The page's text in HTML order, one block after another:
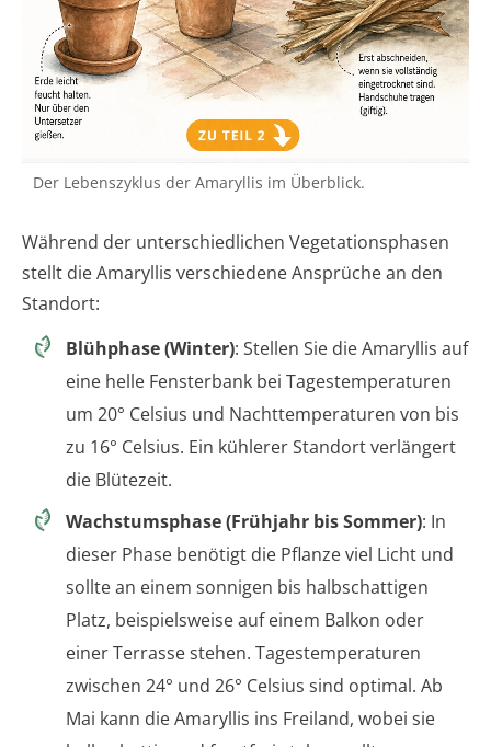
Der Lebenszyklus der Amaryllis im Überblick.
Während der unterschiedlichen Vegetationsphasen
stellt die Amaryllis verschiedene Ansprüche an den
Standort:
Blühphase (Winter): Stellen Sie die Amaryllis auf
eine helle Fensterbank bei Tagestemperaturen
um 20° Celsius und Nachttemperaturen von bis
zu 16° Celsius. Ein kühlerer Standort verlängert
die Blütezeit.
Wachstumsphase (Frühjahr bis Sommer): In
dieser Phase benötigt die Pflanze viel Licht und
sollte an einem sonnigen bis halbschattigen
Platz, beispielsweise auf einem Balkon oder
einer Terrasse stehen. Tagestemperaturen
zwischen 24° und 26° Celsius sind optimal. Ab
Mai kann die Amaryllis ins Freiland, wobei sie